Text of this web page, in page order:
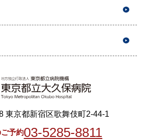
東京都新宿区歌舞伎町2-44-1
予約03-5285-8811